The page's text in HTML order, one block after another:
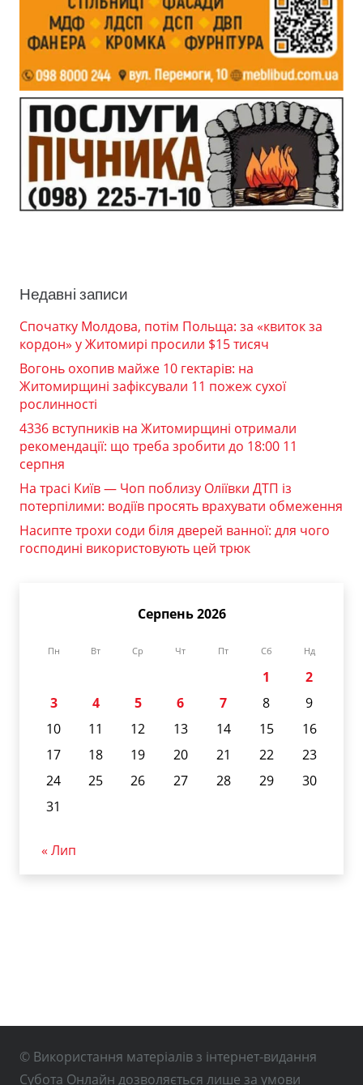
Недавні записи
Спочатку Молдова, потім Польща: за «квиток за
кордон» у Житомирі просили $15 тисяч
Вогонь охопив майже 10 гектарів: на
Житомирщині зафіксували 11 пожеж сухої
рослинності
4336 вступників на Житомирщині отримали
рекомендації: що треба зробити до 18:00 11
серпня
На трасі Київ — Чоп поблизу Оліївки ДТП із
потерпілими: водіїв просять врахувати обмеження
Насипте трохи соди біля дверей ванної: для чого
господині використовують цей трюк
Серпень 2026
Пн Вт Ср Чт Пт Сб Нд
1
2
3
4 5 6 7 8
9
10
11 12 13 14 15
16
17
18 19 20 21 22
23
24
25 26 27 28 29
30
31
« Лип
© Використання матеріалів з інтернет-видання
Субота Онлайн дозволяється лише за умови